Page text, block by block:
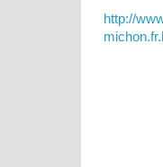
http://